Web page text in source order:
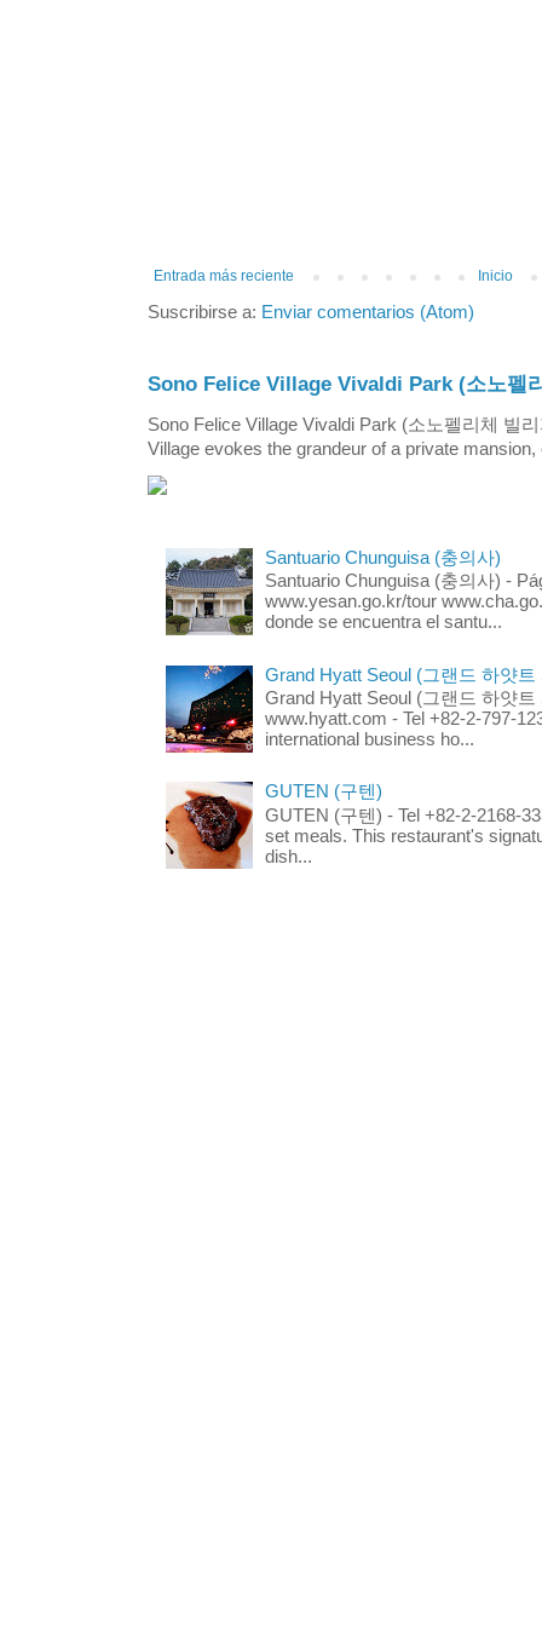
Entrada más reciente Inicio
Suscribirse a: Enviar comentarios (Atom)
Sono Felice Village Vivaldi Park (소노펠
Sono Felice Village Vivaldi Park (소노펠리체 빌
Village evokes the grandeur of a private
Santuario Chunguisa (충의사)
Santuario Chunguisa (충의사) -
www.yesan.go.kr/tour
donde se encuentra el santu...
Grand Hyatt Seoul (그랜드 하얏트
Grand Hyatt Seoul (그랜드 하얏트
www.hyatt.com - Tel +82-2-797-
international business ho...
GUTEN (구텐)
GUTEN (구텐) - Tel +82-2-2168-
set meals. This restaurant's
dish...